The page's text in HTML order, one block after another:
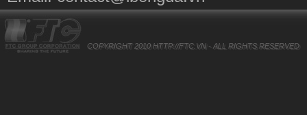
COPYRIGHT 2010 HTTP://FTC.VN - ALL RIGHTS RESERVED